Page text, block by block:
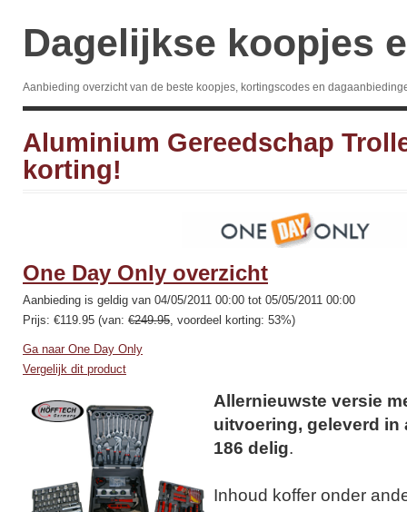
Dagelijkse koopjes
Aanbieding overzicht van de beste koopjes, kortingscodes en
Aluminium Gereedschap
korting!
One Day Only overzicht
Aanbieding is geldig van 04/05/2011 00:00 tot 05/05/2011 00:00
Prijs: €119.95 (van: €249.95, voordeel korting: 53%)
Ga naar One Day Only
Vergelijk dit product
Allernieuwste versie
uitvoering, geleverd in
186 delig.
Inhoud koffer onder